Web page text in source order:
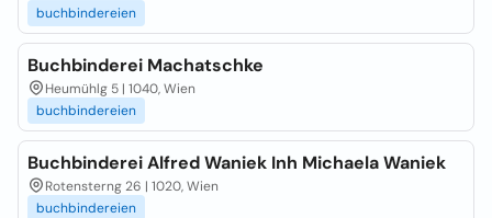
buchbindereien
Buchbinderei Machatschke
Heumühlg 5 | 1040, Wien
buchbindereien
Buchbinderei Alfred Waniek Inh Michaela Waniek
Rotensterng 26 | 1020, Wien
buchbindereien